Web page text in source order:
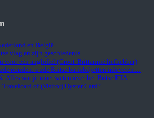
en België
vlag en zijn geschiedenis
voor een anglofiel (Groot-Brittannië liefhebber)
ponden: oude Britse bankbiljetten inleveren…
Alles wat je moet weten over het Britse ETA
of (Visitor) Oyster Card?